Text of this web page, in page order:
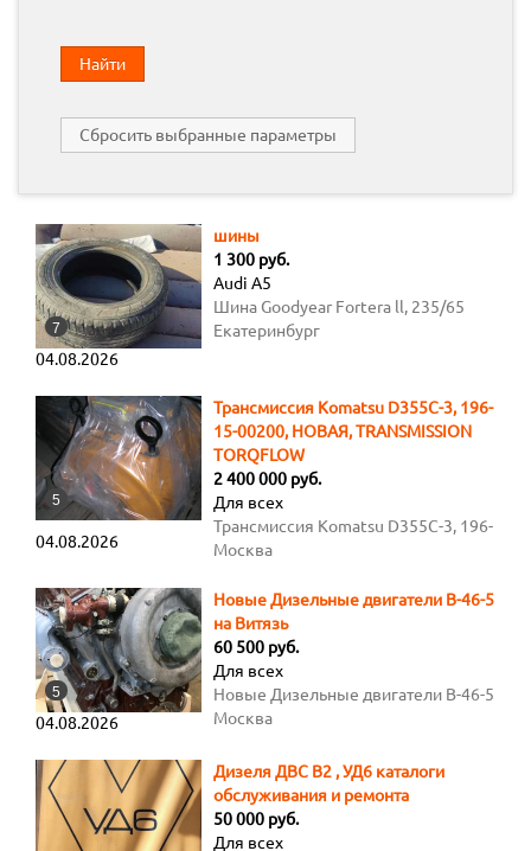
Найти
Сбросить выбранные параметры
04.08.2026
7
шины
1 300 руб.
Audi A5
Шина Goodyear Fortera ll, 235/65
R17, б/у, состояние нормальное,
же, но с большим износом, для
прицепа/тележки подойдёт, 650
рублей за штуку. Самовывоз, 47 км
Екатеринбург Реж. Особо доставки
нет примерные расценки доставки
ТК или курьером 2-3,5 тыс.
Екатеринбург
04.08.2026
5
Трансмиссия Komatsu D355C-3, 196-
15-00200, НОВАЯ, TRANSMISSION
TORQFLOW
2 400 000 руб.
Для всех
Трансмиссия Komatsu D355C-3, 196-
15-00200, TRANSMISSION
новую трансмиссию на
трубоукладчик Komatsu D355C-3,
TRANSMISSION TORQFLOW,
каталожный номер 196-15-00200.
Цена трансмиссии у официалов от 9
8 600 000 рублей. ТРАНСМИССИЯ
трансмиссия TORQFLOW компании
Komatsu, состоящая из 3-эле
ментного 1-ступенчатого 1-фазного
гидротрансформатора с водяным
Москва
04.08.2026
5
Новые Дизельные двигатели В-46-5
на Витязь
60 500 руб.
Для всех
Новые Дизельные двигатели В-46-5
на Витязь и другую технику.
комплектности, документы!
Индивидуальный ценовой подход!
Продаются НОВЫЕ Дизельные
двигатели В-46-5МС, без наработки.
Москва
Дизеля ДВС В2 , УД6 каталоги
обслуживания и ремонта
50 000 руб.
Для всех